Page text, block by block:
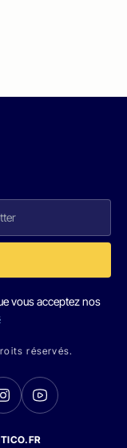
vous acceptez nos
réservés.